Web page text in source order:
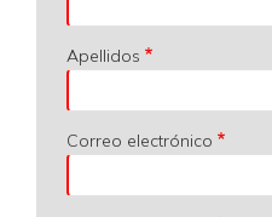
Apellidos
Correo electrónico